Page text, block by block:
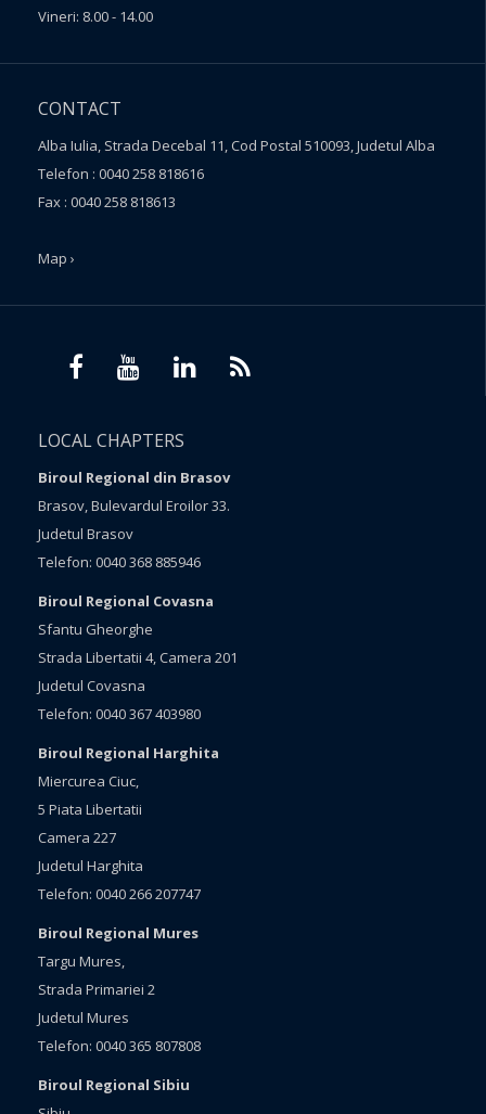
Vineri: 8.00 - 14.00
CONTACT
Alba Iulia, Strada Decebal 11, Cod Postal 510093, Judetul Alba
Telefon : 0040 258 818616
Fax : 0040 258 818613
Map ›
LOCAL CHAPTERS
Biroul Regional din Brasov
Brasov, Bulevardul Eroilor 33.
Judetul Brasov
Telefon: 0040 368 885946
Biroul Regional Covasna
Sfantu Gheorghe
Strada Libertatii 4, Camera 201
Judetul Covasna
Telefon: 0040 367 403980
Biroul Regional Harghita
Miercurea Ciuc,
5 Piata Libertatii
Camera 227
Judetul Harghita
Telefon: 0040 266 207747
Biroul Regional Mures
Targu Mures,
Strada Primariei 2
Judetul Mures
Telefon: 0040 365 807808
Biroul Regional Sibiu